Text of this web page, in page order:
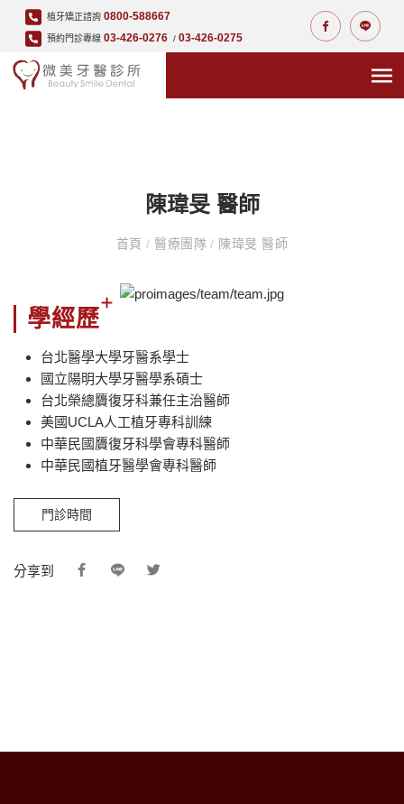
植牙矯正諮詢 0800-588667
預約門診專線 03-426-0276/ 03-426-0275
陳瑋旻 醫師
首頁/ 醫療團隊/ 陳瑋旻 醫師
學經歷
台北醫學大學牙醫系學士
國立陽明大學牙醫學系碩士
台北榮總贗復牙科兼任主治醫師
美國UCLA人工植牙專科訓練
中華民國贗復牙科學會專科醫師
中華民國植牙醫學會專科醫師
門診時間
分享到